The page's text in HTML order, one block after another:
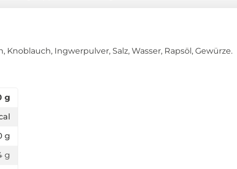
Knoblauch, Ingwerpulver, Salz, Wasser, Rapsöl, Gewürze.
g
g
g